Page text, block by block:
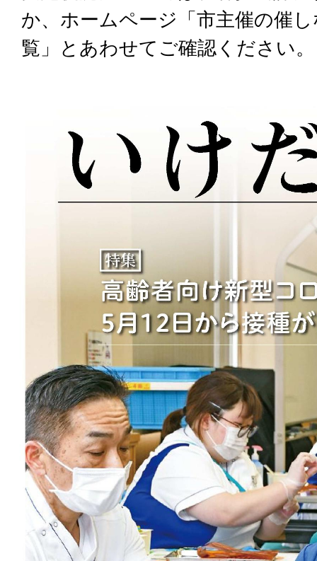
か、ホームページ 「市主催の催
覧」
とあわせてご確認ください。